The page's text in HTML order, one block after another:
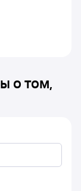
о том,